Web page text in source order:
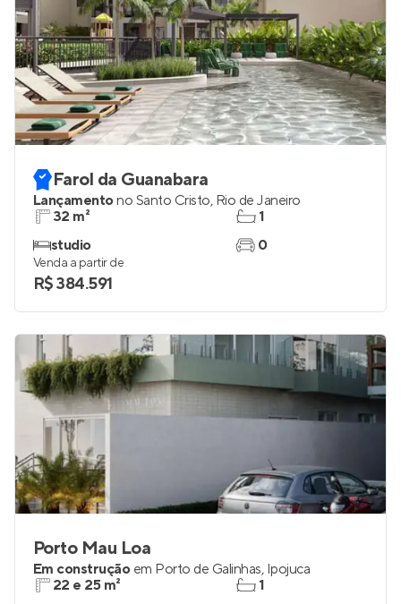
Farol da Guanabara
Lançamentono Santo Cristo, Rio de Janeiro
32 m²
studio
1
0
Venda a partir de
R$ 384.591
Porto Mau Loa
Em construção em Porto de Galinhas, Ipojuca
22 e 25 m²
1